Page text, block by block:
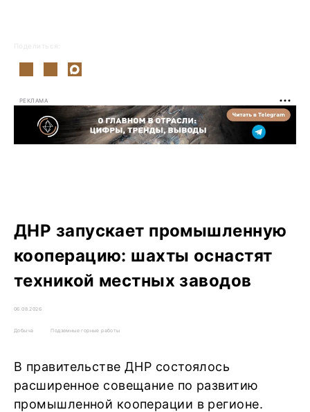
Поделиться:
РЕКЛАМА
ДНР запускает промышленную
кооперацию: шахты оснастят
техникой местных заводов
06.08.2026
Добыча Подземные горные работы
В правительстве ДНР состоялось
расширенное совещание по развитию
промышленной кооперации в регионе.